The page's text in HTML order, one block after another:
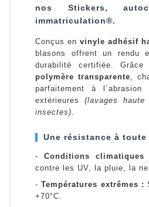
nos Stickers,
immatriculation®.
Conçus en vinyle adhésif
blasons offrent un rendu
durabilité certifiée.
polymère transparente ,
parfaitement à l`abrasion
extérieures (lavages haute
insectes)
Une résistance à toute
- Conditions climatiques
contre les UV, la pluie, la
-Températures extrêmes :
+70°C.